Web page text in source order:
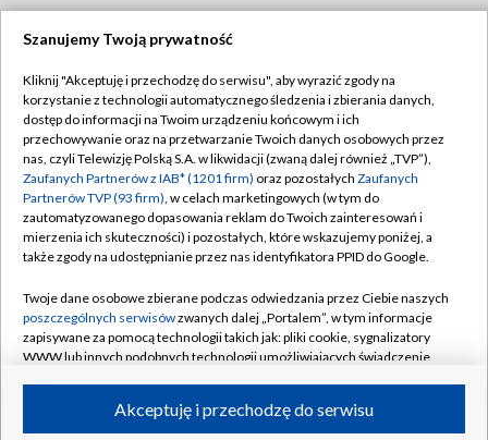
TVP
Abonament TVP
Emisja w TVP
Centrum informacji TVP
Naziemna Telewizja Cyfrowa
Rada Programowa
System NOS
Informacje o nadawcy
Program dla prasy
Regulamin TVP
Polityka prywatności
Moje zgody
Pomoc
Kontakt
Kanały
Szanujemy Twoją prywatność
Kliknij "Akceptuję i przechodzę do serwisu", aby wyrazić zgody na
korzystanie z technologii automatycznego śledzenia i zbierania danych,
dostęp do informacji na Twoim urządzeniu końcowym i ich
przechowywanie oraz na przetwarzanie Twoich danych osobowych przez
nas, czyli Telewizję Polską S.A. w likwidacji (zwaną dalej również „TVP”),
Zaufanych Partnerów z IAB* (1201 firm) oraz pozostałych Zaufanych
Partnerów TVP (93 firm), w celach marketingowych (w tym do
zautomatyzowanego dopasowania reklam do Twoich zainteresowań i
mierzenia ich skuteczności) i pozostałych, które wskazujemy poniżej, a
także zgody na udostępnianie przez nas identyfikatora PPID do Google.
Twoje dane osobowe zbierane podczas odwiedzania przez Ciebie naszych
poszczególnych serwisówzwanych dalej „Portalem”, w tym informacje
zapisywane za pomocą technologii takich jak: pliki cookie, sygnalizatory
WWW lub innych podobnych technologii umożliwiających świadczenie
ruchu w Internecie.Akceptuję i przechodzę do serwisu